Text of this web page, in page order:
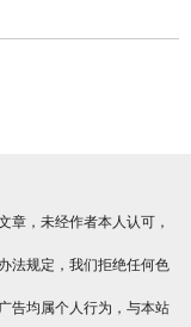
章，未经作者本人认可，
法规定，我们拒绝任何色
告均属个人行为，与本站